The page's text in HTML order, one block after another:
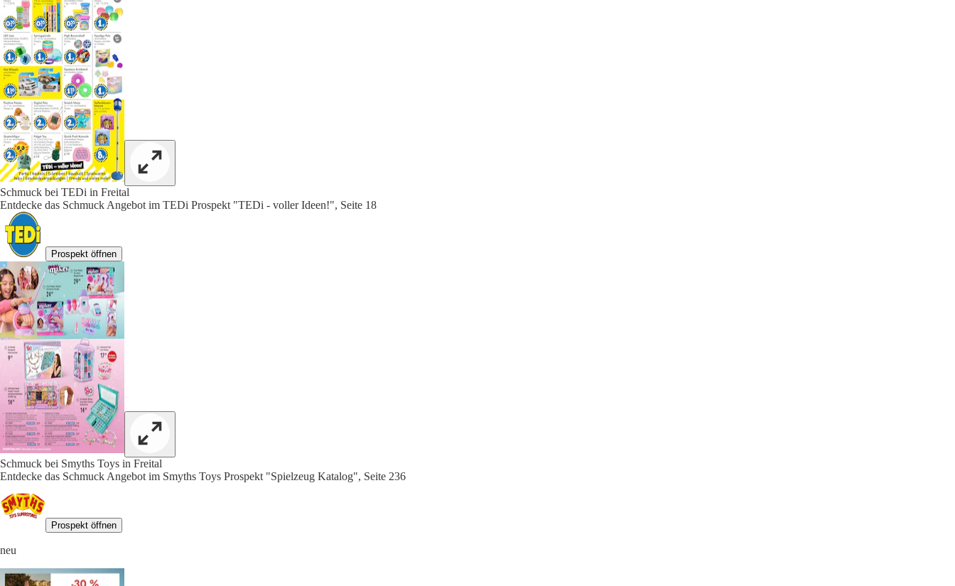
Schmuck bei TEDi in Freital
Entdecke das Schmuck Angebot im TEDi Prospekt "TEDi - voller Ideen!", Seite 18
Prospekt öffnen
Schmuck bei Smyths Toys in Freital
Entdecke das Schmuck Angebot im Smyths Toys Prospekt "Spielzeug Katalog", Seite 236
Prospekt öffnen
neu